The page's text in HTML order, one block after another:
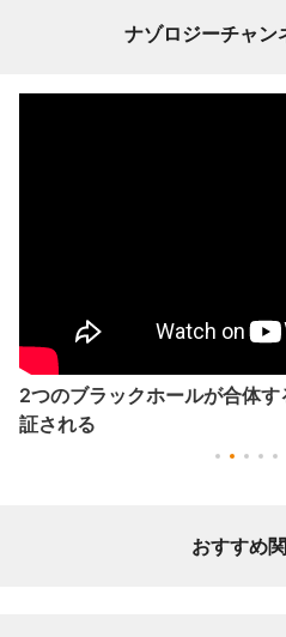
ナゾロジーチャン
2つのブラックホールが合体
証される
おすすめ